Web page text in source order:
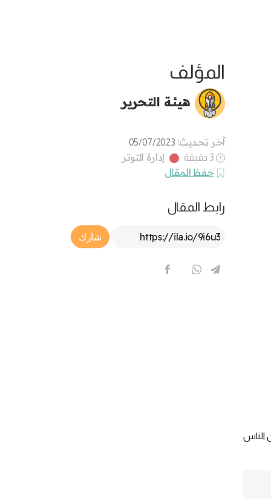
الناس
المؤلف
هيئة التحرير
آخر تحديث: 05/07/2023
3 دقيقة
إدارة التوتر
حفظ المقال
رابط المقال
Article Link
شارك